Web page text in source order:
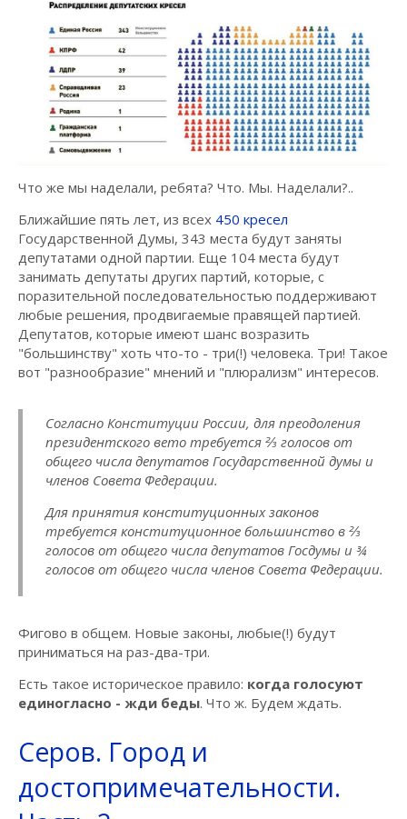
Что же мы наделали, ребята? Что. Мы. Наделали?..
Ближайшие пять лет, из всех 450 кресел
Государственной Думы, 343 места будут заняты
депутатами одной партии. Еще 104 места будут
занимать депутаты других партий, которые, с
поразительной последовательностью поддерживают
любые решения, продвигаемые правящей партией.
Депутатов, которые имеют шанс возразить
"большинству" хоть что-то - три(!) человека. Три! Такое
вот "разнообразие" мнений и "плюрализм" интересов.
Согласно Конституции России, для преодоления
президентского вето требуется ⅔ голосов от
общего числа депутатов Государственной думы и
членов Совета Федерации.
Для принятия конституционных законов
требуется конституционное большинство в ⅔
голосов от общего числа депутатов Госдумы и ¾
голосов от общего числа членов Совета Федерации.
Фигово в общем. Новые законы, любые(!) будут
приниматься на раз-два-три.
Есть такое историческое правило: когда голосуют
единогласно - жди беды. Что ж. Будем ждать.
Серов. Город и
достопримечательности.